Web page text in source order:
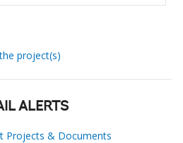
project(s)
ALERTS
Projects & Documents